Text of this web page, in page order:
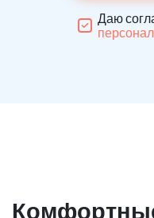
Даю